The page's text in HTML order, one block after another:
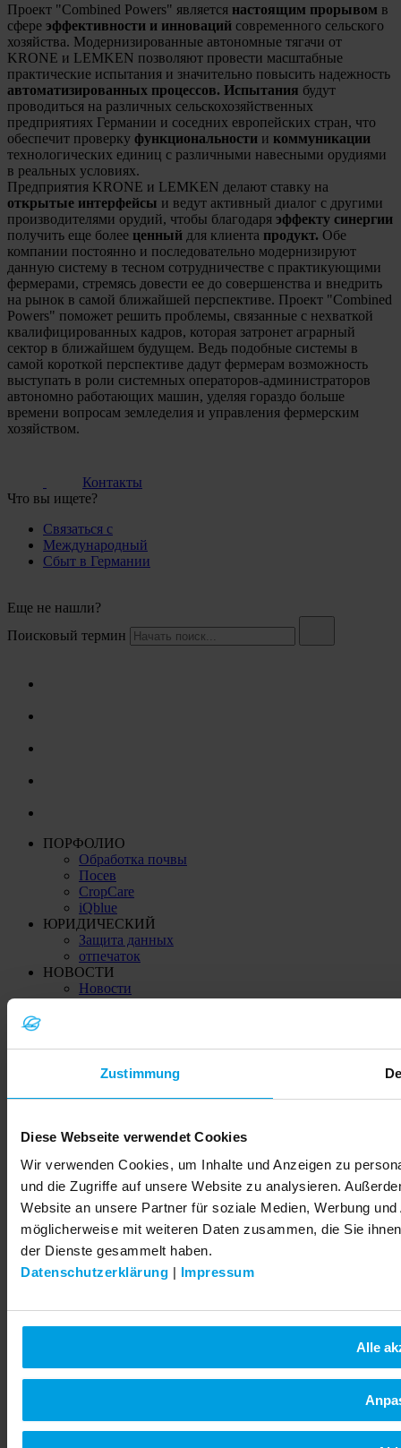
Zustimmung
Diese Webseite verwendet Cookies
Wir verwenden Cookies, um Inhalte und Anzeigen zu
und die Zugriffe auf unsere Website zu analysieren.
Website an unsere Partner für soziale Medien, Werbung
möglicherweise mit weiteren Daten zusammen, die Sie
der Dienste gesammelt haben.
Datenschutzerklärung | Impressum
Alle
Проект "Combined Powers" является настоящим прорывом в
сфере эффективности и инноваций современного сельского
хозяйства. Модернизированные автономные тягачи от
KRONE и LEMKEN позволяют провести масштабные
практические испытания и значительно повысить надежность
автоматизированных процессов. Испытания будут
проводиться на различных сельскохозяйственных
предприятиях Германии и соседних европейских стран, что
обеспечит проверку функциональности и коммуникации
технологических единиц с различными навесными орудиями
в реальных условиях.
Предприятия KRONE и LEMKEN делают ставку на
открытые интерфейсы и ведут активный диалог с другими
производителями орудий, чтобы благодаря эффекту синергии
получить еще более ценный для клиента продукт. Обе
компании постоянно и последовательно модернизируют
данную систему в тесном сотрудничестве с практикующими
фермерами, стремясь довести ее до совершенства и внедрить
на рынок в самой ближайшей перспективе. Проект "Combined
Powers" поможет решить проблемы, связанные с нехваткой
квалифицированных кадров, которая затронет аграрный
сектор в ближайшем будущем. Ведь подобные системы в
самой короткой перспективе дадут фермерам возможность
выступать в роли системных операторов-администраторов
автономно работающих машин, уделяя гораздо больше
времени вопросам земледелия и управления фермерским
хозяйством.
Контакты
Что вы ищете?
Связаться с
Международный
Сбыт в Германии
Еще не нашли?
Поисковый термин
ПОРФОЛИО
Обработка почвы
Посев
CropCare
iQblue
ЮРИДИЧЕСКИЙ
Защита данных
отпечаток
НОВОСТИ
Новости
Индия (India)
Казахстан
Украина (Ukraina)
© 2026 LEMKEN GmbH & Co. KG